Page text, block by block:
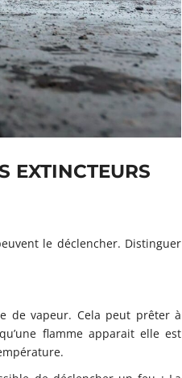
EXTINCTEURS
le déclencher. Distinguer
de vapeur. Cela peut prêter à
flamme apparait elle est